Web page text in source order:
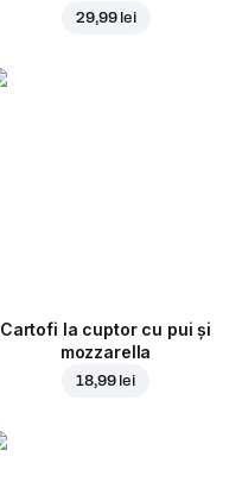
29,99 lei
Cartofi la cuptor cu pui și
mozzarella
18,99 lei